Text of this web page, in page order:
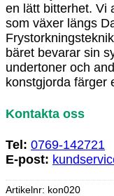
en lätt bitterhet. Vi
som växer längs
bäret bevarar sin
undertoner och
konstgjorda färger
Kontakta oss
Tel: 0769-142721
E-post:
Artikelnr: kon020